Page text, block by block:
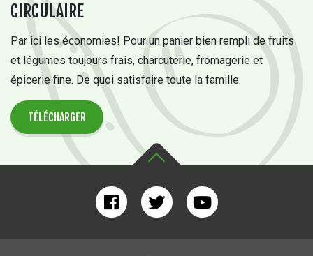
CIRCULAIRE
Par ici les économies! Pour un panier bien rempli de fruits
et légumes toujours frais, charcuterie, fromagerie et
épicerie fine. De quoi satisfaire toute la famille.
TÉLÉCHARGER